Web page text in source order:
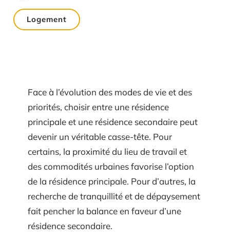
Logement
Face à l’évolution des modes de vie et des
priorités, choisir entre une résidence
principale et une résidence secondaire peut
devenir un véritable casse-tête. Pour
certains, la proximité du lieu de travail et
des commodités urbaines favorise l’option
de la résidence principale. Pour d’autres, la
recherche de tranquillité et de dépaysement
fait pencher la balance en faveur d’une
résidence secondaire.